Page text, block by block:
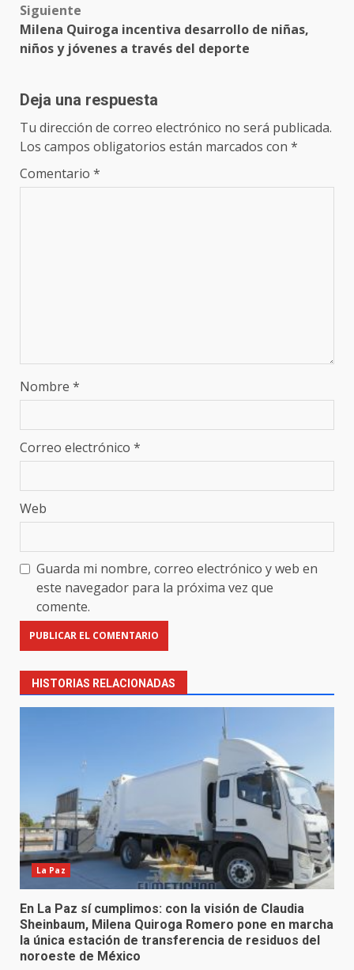
Siguiente
Milena Quiroga incentiva desarrollo de niñas,
niños y jóvenes a través del deporte
Deja una respuesta
Tu dirección de correo electrónico no será publicada.
Los campos obligatorios están marcados con *
Comentario *
Nombre *
Correo electrónico *
Web
Guarda mi nombre, correo electrónico y web en
este navegador para la próxima vez que
comente.
HISTORIAS RELACIONADAS
La Paz
En La Paz sí cumplimos: con la visión de Claudia
Sheinbaum, Milena Quiroga Romero pone en marcha
la única estación de transferencia de residuos del
noroeste de México